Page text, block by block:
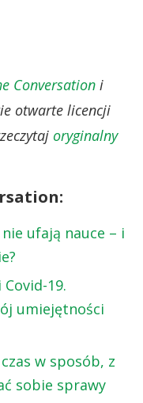
Conversation i
otwarte licencji
oryginalny
ufają nauce – i
19.
umiejętności
w sposób, z
sobie sprawy